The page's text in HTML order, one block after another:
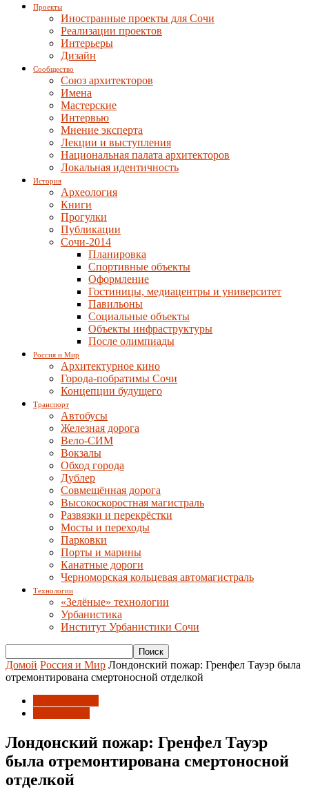
Проекты
Иностранные проекты для Сочи
Реализации проектов
Интерьеры
Дизайн
Сообщество
Союз архитекторов
Имена
Мастерские
Интервью
Мнение эксперта
Лекции и выступления
Национальная палата архитекторов
Локальная идентичность
История
Археология
Книги
Прогулки
Публикации
Сочи-2014
Планировка
Спортивные объекты
Оформление
Гостиницы, медиацентры и университет
Павильоны
Социальные объекты
Объекты инфраструктуры
После олимпиады
Россия и Мир
Архитектурное кино
Города-побратимы Сочи
Концепции будущего
Транспорт
Автобусы
Железная дорога
Вело-СИМ
Вокзалы
Обход города
Дублер
Совмещённая дорога
Высокоскоростная магистраль
Развязки и перекрёстки
Мосты и переходы
Парковки
Порты и марины
Канатные дороги
Черноморская кольцевая автомагистраль
Технологии
«Зелёные» технологии
Урбанистика
Институт Урбанистики Сочи
Домой Россия и Мир Лондонский пожар: Гренфел Тауэр была
отремонтирована смертоносной отделкой
Лондонский пожар: Гренфел Тауэр
была отремонтирована смертоносной
отделкой